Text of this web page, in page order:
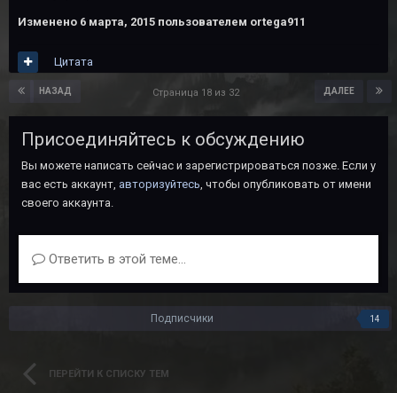
Изменено 6 марта, 2015 пользователем ortega911
Цитата
НАЗАД ДАЛЕЕ
Страница 18 из 32
Присоединяйтесь к обсуждению
Вы можете написать сейчас и зарегистрироваться позже. Если у
вас есть аккаунт, авторизуйтесь , чтобы опубликовать от имени
своего аккаунта.
Ответить в этой теме...
Подписчики 14
ПЕРЕЙТИ К СПИСКУ ТЕМ